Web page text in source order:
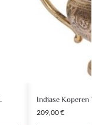
Indiase
209,00€